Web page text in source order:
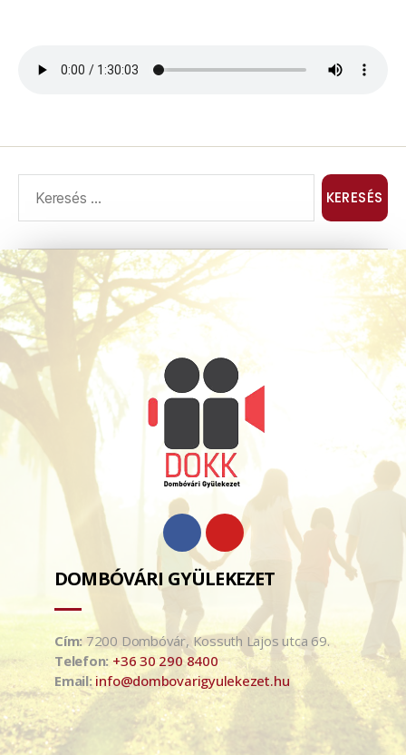
DOMBÓVÁRI GYÜLEKEZET
Cím: 7200 Dombóvár, Kossuth Lajos utca 69.
Telefon: +36 30 290 8400
Email:info@dombovarigyulekezet.hu